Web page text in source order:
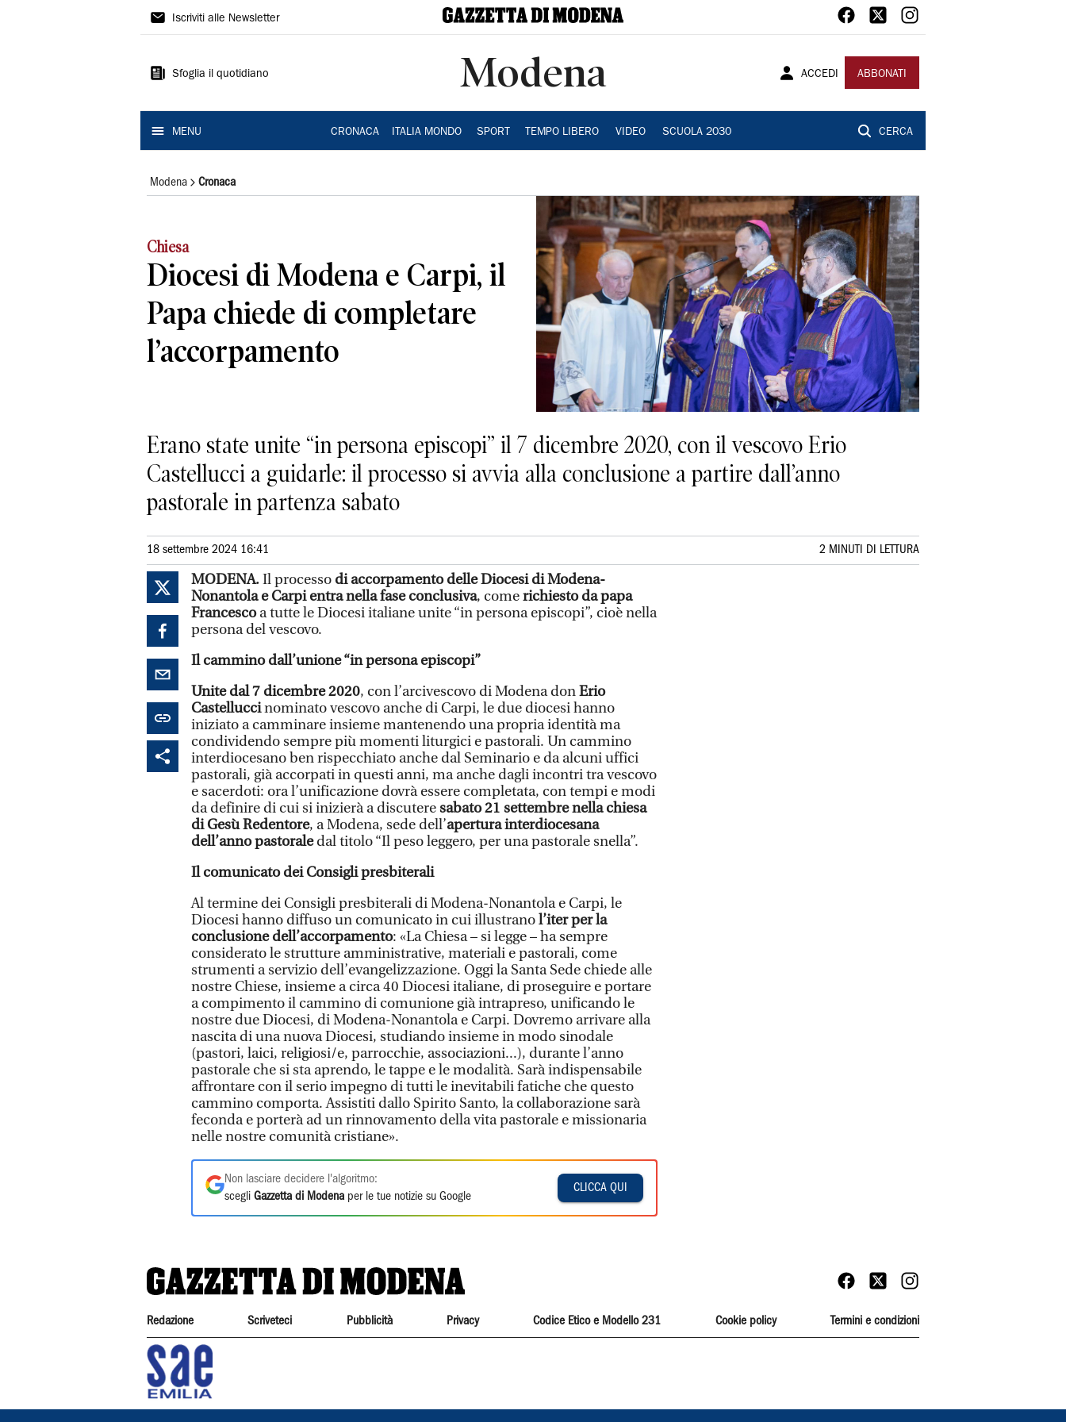
Gazzetta
Modena
Iscriviti alle Newsletter
Sfoglia il quotidiano Modena ACCEDI ABBONATI
MENU CRONACA ITALIA MONDO SPORT TEMPO LIBERO VIDEO SCUOLA 2030 CERCA
Modena Cronaca
Chiesa
Diocesi di Modena e Carpi, il
Papa chiede di completare
l’accorpamento
Erano state unite “in persona episcopi” il 7 dicembre 2020, con il vescovo Erio
Castellucci a guidarle: il processo si avvia alla conclusione a partire dall’anno
pastorale in partenza sabato
18 settembre 2024 16:41 2 MINUTI DI LETTURA
MODENA.Il processo di accorpamento delle Diocesi di Modena-
Nonantola e Carpi entra nella fase conclusiva, comerichiesto da papa
Francescoa tutte le Diocesi italiane unite “in persona episcopi”, cioè nella
persona del vescovo.
Il cammino dall’unione “in persona episcopi”
Unite dal 7 dicembre 2020, con l’arcivescovo di Modena donErio
Castelluccinominato vescovo anche di Carpi, le due diocesi hanno
iniziato a camminare insieme mantenendo una propria identità ma
condividendo sempre più momenti liturgici e pastorali. Un cammino
interdiocesano ben rispecchiato anche dal Seminario e da alcuni uffici
pastorali, già accorpati in questi anni, ma anche dagli incontri tra vescovo
e sacerdoti: ora l’unificazione dovrà essere completata, con tempi e modi
da definire di cui si inizierà a discuteresabato 21 settembre nella chiesa
di Gesù Redentore, a Modena, sede dell’apertura interdiocesana
dell’anno pastoraledal titolo “Il peso leggero, per una pastorale snella”.
Il comunicato dei Consigli presbiterali
Al termine dei Consigli presbiterali di Modena-Nonantola e Carpi, le
Diocesi hanno diffuso un comunicato in cui illustranol’iter per la
conclusione dell’accorpamento: «La Chiesa – si legge – ha sempre
considerato le strutture amministrative, materiali e pastorali, come
strumenti a servizio dell’evangelizzazione. Oggi la Santa Sede chiede alle
nostre Chiese, insieme a circa 40 Diocesi italiane, di proseguire e portare
a compimento il cammino di comunione già intrapreso, unificando le
nostre due Diocesi, di Modena-Nonantola e Carpi. Dovremo arrivare alla
nascita di una nuova Diocesi, studiando insieme in modo sinodale
(pastori, laici, religiosi/e, parrocchie, associazioni...), durante l’anno
pastorale che si sta aprendo, le tappe e le modalità. Sarà indispensabile
affrontare con il serio impegno di tutti le inevitabili fatiche che questo
cammino comporta. Assistiti dallo Spirito Santo, la collaborazione sarà
feconda e porterà ad un rinnovamento della vita pastorale e missionaria
nelle nostre comunità cristiane».
Non lasciare decidere l'algoritmo:
scegli Gazzetta di Modena per le tue notizie su Google
CLICCA QUI
Redazione Scriveteci Pubblicità Privacy Codice Etico e Modello 231 Cookie policy Termini e condizioni